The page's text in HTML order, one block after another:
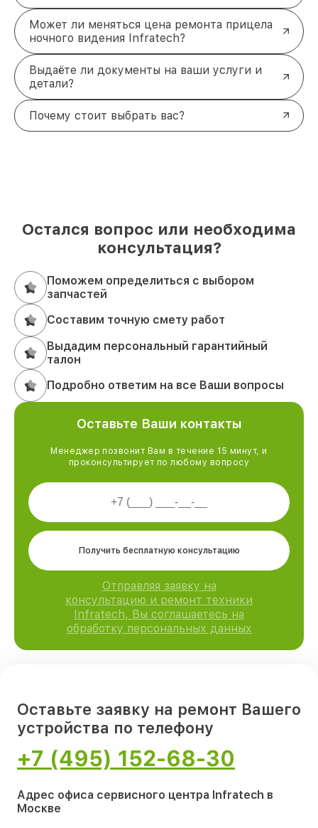
Может ли меняться цена ремонта прицела
ночного видения Infratech?
Выдаёте ли документы на ваши услуги и
детали?
Почему стоит выбрать вас?
Остался вопрос или необходима
консультация?
Поможем определиться с выбором
запчастей
Составим точную смету работ
Выдадим персональный гарантийный
талон
Подробно ответим на все Ваши вопросы
Оставьте Ваши контакты
Менеджер позвонит Вам в течение 15 минут, и
проконсультирует по любому вопросу
Получить бесплатную консультацию
Отправляя заявку на
консультацию и ремонт техники
Infratech, Вы соглашаетесь на
обработку персональных данных
Оставьте заявку на ремонт Вашего
устройства по телефону
+7 (495) 152-68-30
Адрес офиса сервисного центра Infratech в
Москве